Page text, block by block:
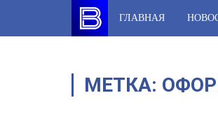
content
ГЛАВНАЯ
МЕТКА: